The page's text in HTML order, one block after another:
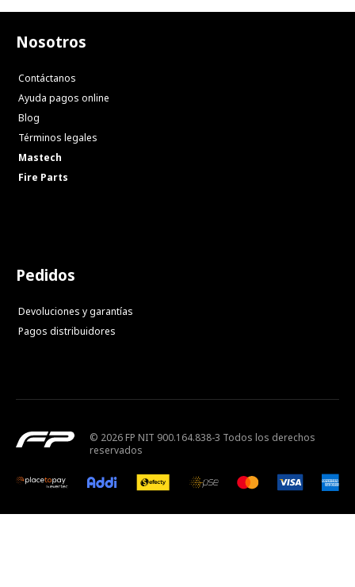
Nosotros
Contáctanos
Ayuda pagos online
Blog
Términos legales
Mastech
Fire Parts
Pedidos
Devoluciones y garantías
Pagos distribuidores
© 2026 FP NIT 900.164.838-3 Todos los derechos
reservados